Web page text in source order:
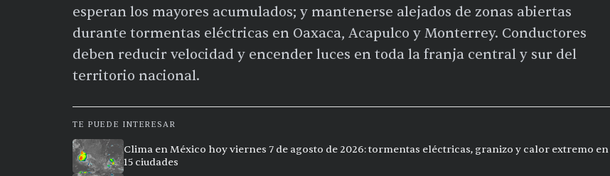
esperan los mayores acumulados; y mantenerse alejados de zonas abiertas
durante tormentas eléctricas en Oaxaca, Acapulco y Monterrey. Conductores
deben reducir velocidad y encender luces en toda la franja central y sur del
territorio nacional.
TE PUEDE INTERESAR
Clima en México hoy viernes 7 de agosto de 2026: tormentas eléctricas, granizo y calor extremo en
15 ciudades